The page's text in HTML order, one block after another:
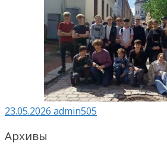
23.05.2026 admin505
Архивы